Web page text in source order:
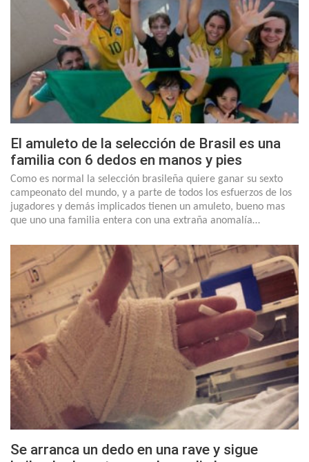
El amuleto de la selección de Brasil es una
familia con 6 dedos en manos y pies
Como es normal la selección brasileña quiere ganar su sexto
campeonato del mundo, y a parte de todos los esfuerzos de los
jugadores y demás implicados tienen un amuleto, bueno mas
que uno una familia entera con una extraña anomalía…
Se arranca un dedo en una rave y sigue